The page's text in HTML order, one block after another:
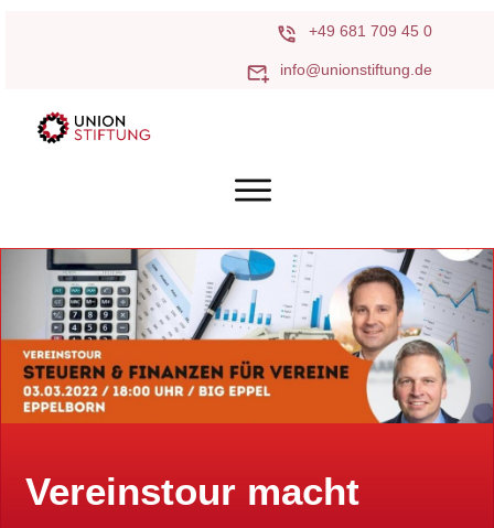
+49 681 709 45 0
info@unionstiftung.de
Vereinstour macht